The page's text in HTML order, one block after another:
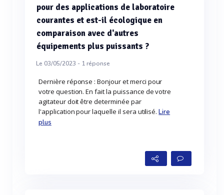
pour des applications de laboratoire
courantes et est-il écologique en
comparaison avec d'autres
équipements plus puissants ?
Le 03/05/2023 - 1réponse
Dernière réponse : Bonjour et merci pour
votre question. En fait la puissance de votre
agitateur doit être determinée par
l'application pour laquelle il sera utilisé.Lire
plus